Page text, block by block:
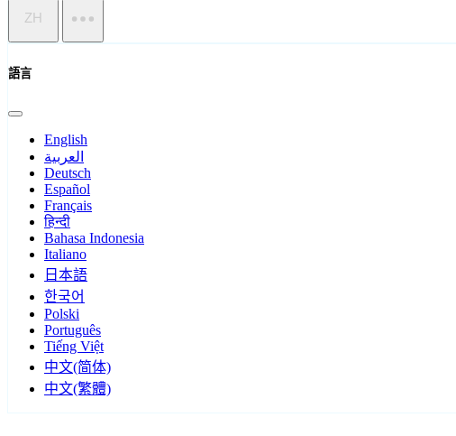
ZH
語言
English
العربية
Deutsch
Español
Français
हिन्दी
Bahasa Indonesia
Italiano
日本語
한국어
Polski
Português
Tiếng Việt
中文(简体)
中文(繁體)